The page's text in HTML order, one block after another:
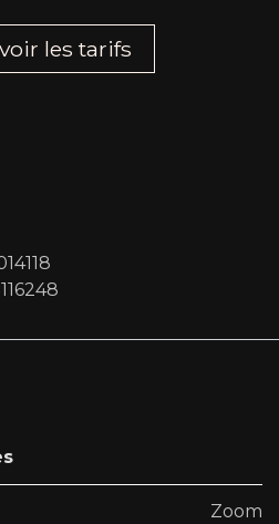
les tarifs​
Zoom